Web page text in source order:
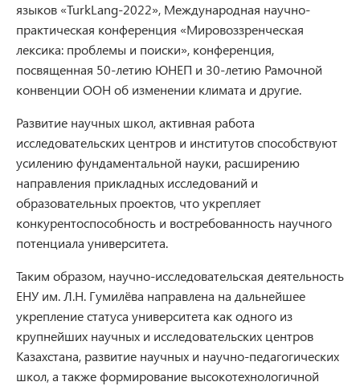
языков «TurkLang-2022», Международная научно-
практическая конференция «Мировоззренческая
лексика: проблемы и поиски», конференция,
посвященная 50-летию ЮНЕП и 30-летию Рамочной
конвенции ООН об изменении климата и другие.
Развитие научных школ, активная работа
исследовательских центров и институтов способствуют
усилению фундаментальной науки, расширению
направления прикладных исследований и
образовательных проектов, что укрепляет
конкурентоспособность и востребованность научного
потенциала университета.
Таким образом, научно-исследовательская деятельность
ЕНУ им. Л.Н. Гумилёва направлена на дальнейшее
укрепление статуса университета как одного из
крупнейших научных и исследовательских центров
Казахстана, развитие научных и научно-педагогических
школ, а также формирование высокотехнологичной